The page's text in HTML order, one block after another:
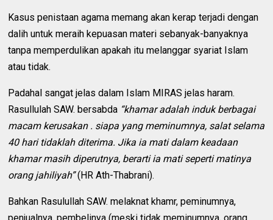
Kasus penistaan agama memang akan kerap terjadi dengan
dalih untuk meraih kepuasan materi sebanyak-banyaknya
tanpa memperdulikan apakah itu melanggar syariat Islam
atau tidak.
Padahal sangat jelas dalam Islam MIRAS jelas haram.
Rasullulah SAW. bersabda “khamar adalah induk berbagai
macam kerusakan . siapa yang meminumnya, salat selama
40 hari tidaklah diterima. Jika ia mati dalam keadaan
khamar masih diperutnya, berarti ia mati seperti matinya
orang jahiliyah”(HR Ath-Thabrani).
Bahkan Rasulullah SAW. melaknat khamr, peminumnya,